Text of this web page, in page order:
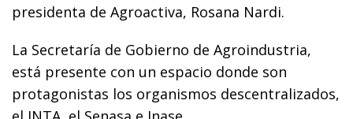
presidenta de Agroactiva, Rosana Nardi.
La Secretaría de Gobierno de Agroindustria,
está presente con un espacio donde son
protagonistas los organismos descentralizados,